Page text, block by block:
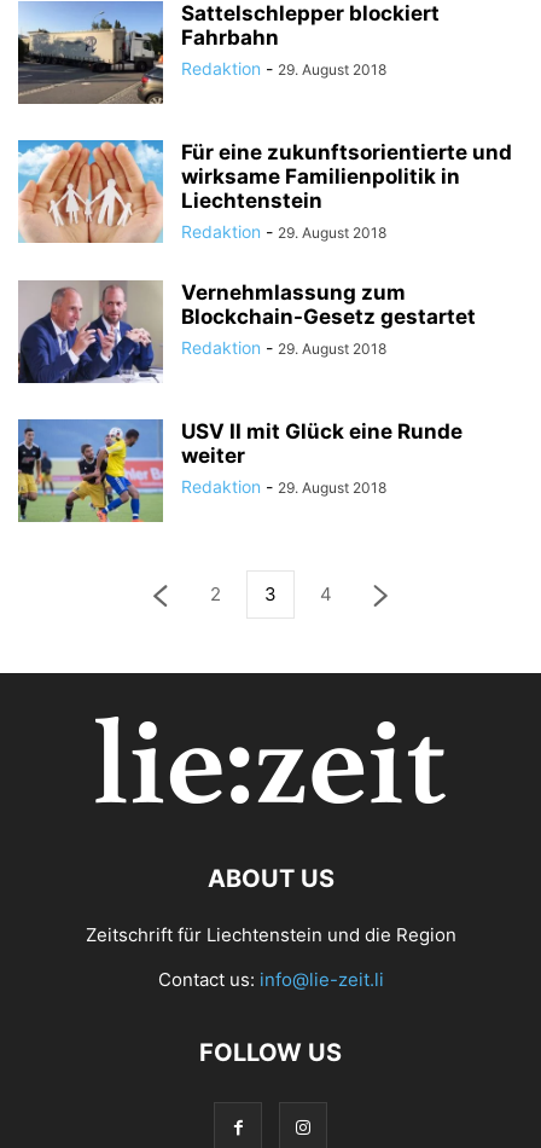
Sattelschlepper blockiert
Fahrbahn
Redaktion - 29. August 2018
Für eine zukunftsorientierte und
wirksame Familienpolitik in
Liechtenstein
Redaktion - 29. August 2018
Vernehmlassung zum
Blockchain-Gesetz gestartet
Redaktion - 29. August 2018
USV II mit Glück eine Runde
weiter
Redaktion - 29. August 2018
2 3 4
ABOUT US
Zeitschrift für Liechtenstein und die Region
Contact us: info@lie-zeit.li
FOLLOW US